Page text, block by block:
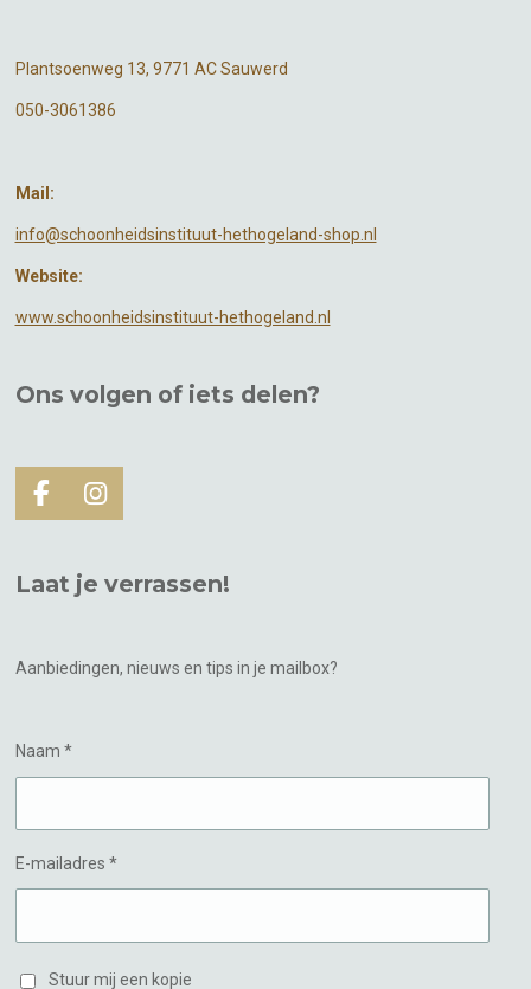
Plantsoenweg 13, 9771 AC Sauwerd
050-3061386
Mail:
info@schoonheidsinstituut-hethogeland-shop.nl
Website:
www.schoonheidsinstituut-hethogeland.nl
Ons volgen of iets delen?
F
a
e
b
k
I
n
t
a
a
Laat je verrassen!
Aanbiedingen, nieuws en tips in je mailbox?
Naam *
E-mailadres *
Stuur mij een kopie